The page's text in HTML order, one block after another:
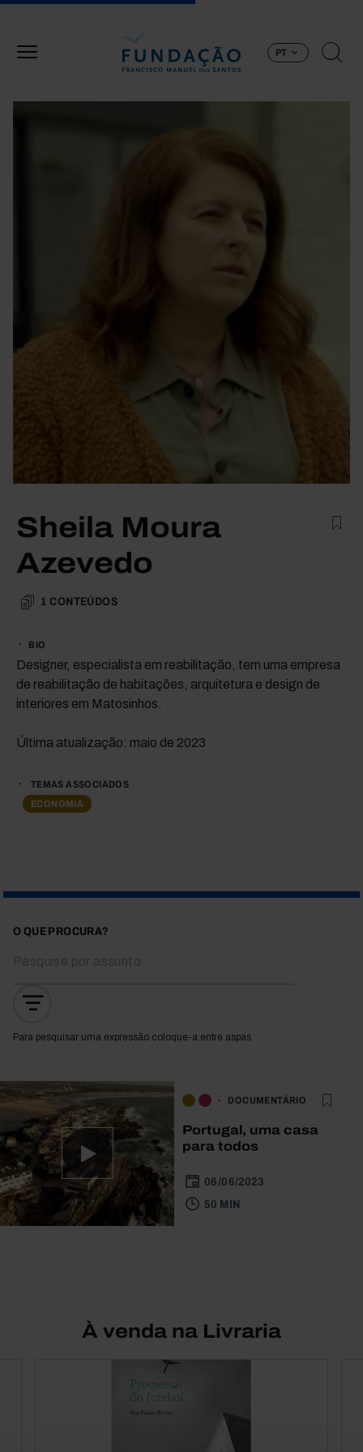
PT
Sheila Moura
Azevedo
1 CONTEÚDOS
BIO
Designer, especialista em reabilitação, tem uma empresa
de reabilitação de habitações, arquitetura e design de
interiores em Matosinhos.
Última atualização: maio de 2023
TEMAS ASSOCIADOS
ECONOMIA
O QUE PROCURA?
Para pesquisar uma expressão coloque-a entre aspas
DOCUMENTÁRIO
Portugal, uma casa
para todos
06/06/2023
50 MIN
À venda na Livraria